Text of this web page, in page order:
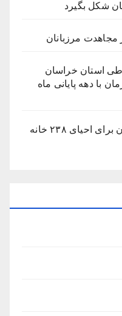
شکل بگیرد
مجاهدت مرزبانان
استان خراسان
دهه پایانی ماه
مذاکره شهرداری مشهد با مالکان برای احیای ۲۳۸ خانه